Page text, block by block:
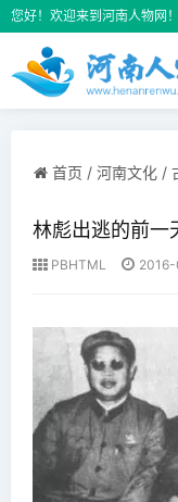
您好！欢迎来到河南人物网！
首页 / 河南文化 /
林彪出逃的前一
PBHTML